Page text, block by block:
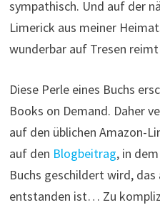
sympathisch. Und auf der
Limerick aus meiner
wunderbar auf Tresen
Diese Perle eines Buchs
Books on Demand. Daher
auf den üblichen Amazon-
auf den Blogbeitrag, in
Buchs geschildert wird,
entstanden ist… Zu